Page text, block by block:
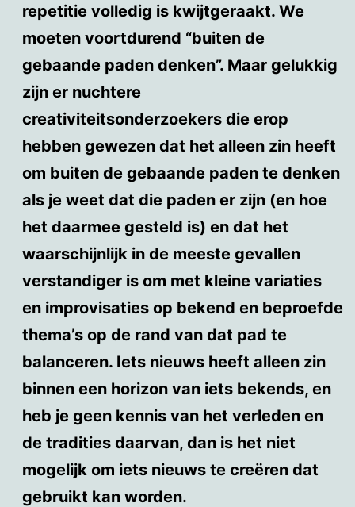
repetitie volledig is kwijtgeraakt. We
moeten voortdurend “buiten de
gebaande paden denken”. Maar gelukkig
zijn er nuchtere
creativiteitsonderzoekers die erop
hebben gewezen dat het alleen zin heeft
om buiten de gebaande paden te denken
als je weet dat die paden er zijn (en hoe
het daarmee gesteld is) en dat het
waarschijnlijk in de meeste gevallen
verstandiger is om met kleine variaties
en improvisaties op bekend en beproefde
thema’s op de rand van dat pad te
balanceren. Iets nieuws heeft alleen zin
binnen een horizon van iets bekends, en
heb je geen kennis van het verleden en
de tradities daarvan, dan is het niet
mogelijk om iets nieuws te creëren dat
gebruikt kan worden.